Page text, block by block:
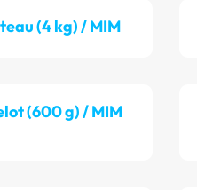
(4 kg) / MIM
(600 g) / MIM